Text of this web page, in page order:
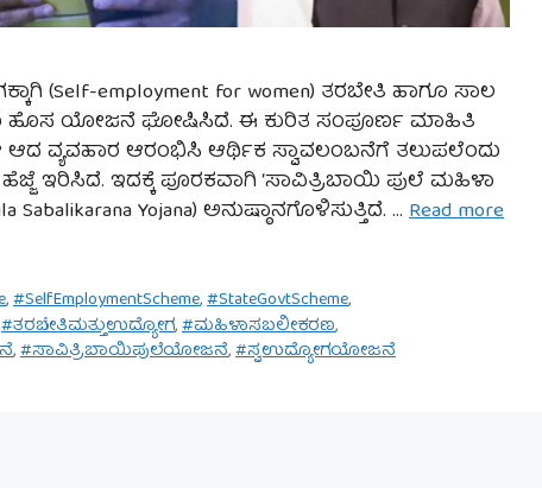
(Self-employment for women) ತರಬೇತಿ ಹಾಗೂ ಸಾಲ
ಹೊಸ ಯೋಜನೆ ಘೋಷಿಸಿದೆ. ಈ ಕುರಿತ ಸಂಪೂರ್ಣ ಮಾಹಿತಿ
ವ್ಯವಹಾರ ಆರಂಭಿಸಿ ಆರ್ಥಿಕ ಸ್ವಾವಲಂಬನೆಗೆ ತಲುಪಲೆಂದು
ಇರಿಸಿದೆ. ಇದಕ್ಕೆ ಪೂರಕವಾಗಿ ‘ಸಾವಿತ್ರಿಬಾಯಿ ಪುಲೆ ಮಹಿಳಾ
Yojana) ಅನುಷ್ಠಾನಗೊಳಿಸುತ್ತಿದೆ. … Read more
,#SelfEmploymentScheme,#StateGovtScheme,
#ತರಬೇತಿಮತ್ತುಉದ್ಯೋಗ,#ಮಹಿಳಾಸಬಲೀಕರಣ,
,#ಸಾವಿತ್ರಿಬಾಯಿಪುಲೆಯೋಜನೆ,#ಸ್ವಉದ್ಯೋಗಯೋಜನೆ